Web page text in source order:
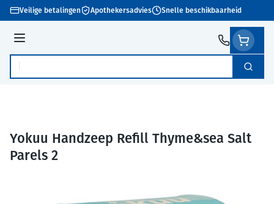
Ga naar de inhoud
Veilige betalingen Apothekersadvies Snelle beschikbaarheid
Menu
Product, merk, categorie... Zoek
Yokuu Handzeep Refill Thyme&sea Salt
Parels 2